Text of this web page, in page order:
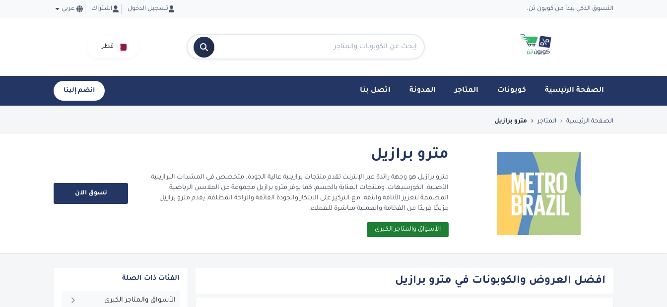
التسوق الذكي يبدأ من كوبون تن. تسجيل الدخول اشتراك عربي
قطر
الصفحة الرئيسية كوبونات المتاجر المدونة اتصل بنا انضم إلينا
افضل العروض والكوبونات في مترو برازيل - CouponTen
الصفحة الرئيسية المتاجر مترو برازيل
مترو برازيل
مترو برازيل هو وجهة رائدة عبر الإنترنت تقدم منتجات برازيلية عالية الجودة. متخصص في المشدات البرازيلية
الأصلية، الكورسيهات، ومنتجات العناية بالجسم، كما يوفر مترو برازيل مجموعة من الملابس الرياضية
المصممة لتعزيز الأناقة والثقة. مع التركيز على الابتكار والجودة الفائقة والراحة المطلقة، يقدم مترو برازيل
مزيجًا فريدًا من الفخامة والعملية مباشرة للعملاء،
الأسواق والمتاجر الكبرى
تسوق الآن
افضل العروض والكوبونات في مترو برازيل الفئات ذات الصلة
الأسواق والمتاجر الكبرى